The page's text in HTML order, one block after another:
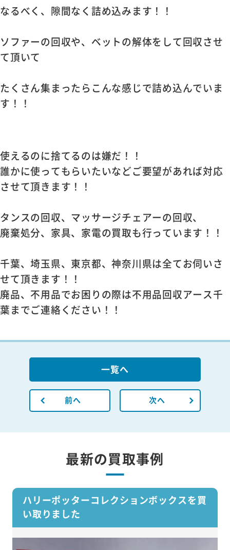
なるべく、隙間なく詰め込みます！！
ソファーの回収や、ベットの解体をして回収させ
て頂いて
たくさん集まったらこんな感じで詰め込んでいま
す！！
使えるのに捨てるのは嫌だ！！
誰かに使ってもらいたいなどご要望があれば対応
させて頂きます！！
タンスの回収、マッサージチェアーの回収、
廃棄処分、家具、家電の買取も行っています！！
千葉、埼玉県、東京都、神奈川県は全てお伺いさ
せて頂きます！！
廃品、不用品でお困りの際は不用品回収アース千
葉までご連絡ください！！
前へ
一覧へ
次へ
最新の買取事例
ハリーポッターコレクションボックスを買
い取りました